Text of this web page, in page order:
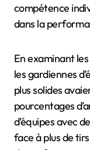
compétence
dans la
En examinant
les gardiennes
plus solides
pourcentages
d’équipes avec
face à plus de